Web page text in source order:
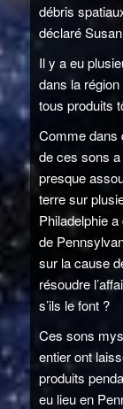
débris
déclaré
Il y a eu
dans la
tous produits
Comme dans
de ces sons
presque
terre sur
Philadelphie
de
sur la cause
résoudre
s’ils le font ?
Ces sons
entier ont
produits
eu lieu en